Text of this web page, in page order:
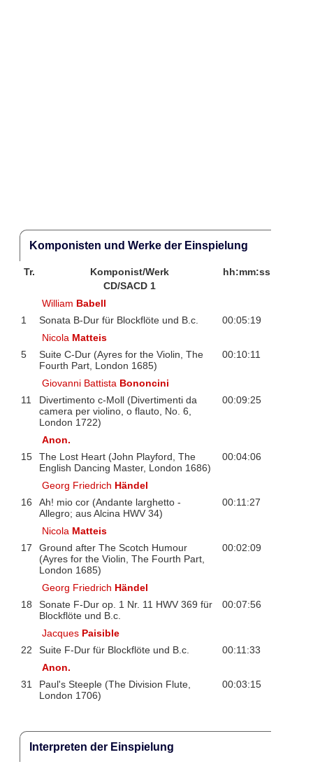
Komponisten und Werke der Einspielung
Tr. Komponist/Werk
hh:mm:ss
CD/SACD 1
William Babell
1
Sonata B-Dur für Blockflöte und B.c.
00:05:19
Nicola Matteis
5
Suite C-Dur (Ayres for the Violin, The
Fourth Part, London 1685)
00:10:11
Giovanni Battista Bononcini
11
Divertimento c-Moll (Divertimenti da
camera per violino, o flauto, No. 6,
London 1722)
00:09:25
Anon.
15
The Lost Heart (John Playford, The
English Dancing Master, London 1686)
00:04:06
Georg Friedrich Händel
16
Ah! mio cor (Andante larghetto -
Allegro; aus Alcina HWV 34)
00:11:27
Nicola Matteis
17
Ground after The Scotch Humour
(Ayres for the Violin, The Fourth Part,
London 1685)
00:02:09
Georg Friedrich Händel
18
Sonate F-Dur op. 1 Nr. 11 HWV 369 für
Blockflöte und B.c.
00:07:56
Jacques Paisible
22
Suite F-Dur für Blockflöte und B.c.
00:11:33
Anon.
31
Paul's Steeple (The Division Flute,
London 1706)
00:03:15
Interpreten der Einspielung